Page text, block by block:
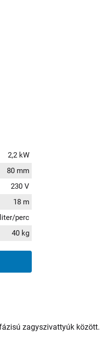
2,2 kW
80 mm
230 V
18 m
perc
40 kg
zagyszivattyúk között.